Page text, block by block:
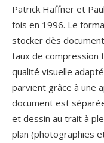
Patrick Haffner et
fois en 1996. Le
stocker dès
taux de compression
qualité visuelle
parvient grâce à une
document est
et dessin au trait à
plan (photographies